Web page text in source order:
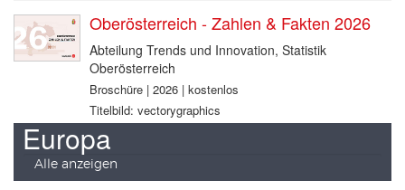
Oberösterreich - Zahlen & Fakten 2026
Abteilung Trends und Innovation, Statistik
Oberösterreich
Broschüre | 2026 | kostenlos
Titelbild: vectorygraphics
Europa
Alle anzeigen